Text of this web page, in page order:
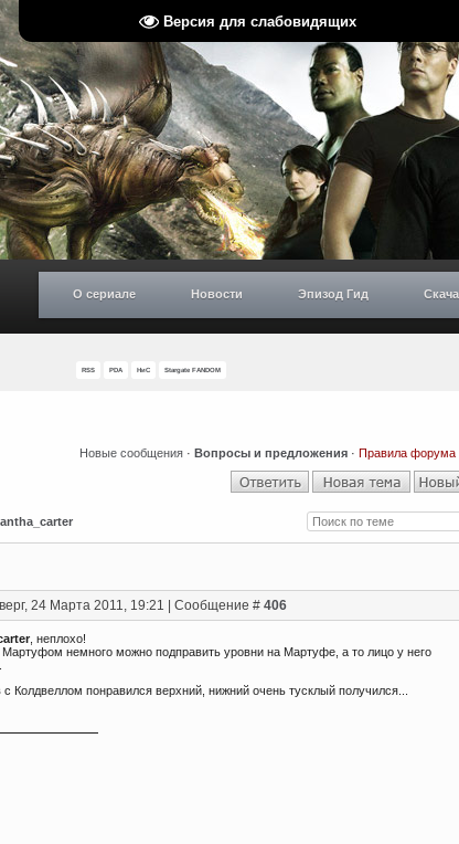
Версия для слабовидящих
О сериале Новости Эпизод Гид
RSS PDA НиС Stargate FANDOM
Новые сообщения · Вопросы и предложения · Правила форума
24 Марта 2011, 19:21 | Сообщение # 406
, неплохо!
Мартуфом немного можно подправить уровни на Мартуфе, а то лицо у него
с Колдвеллом понравился верхний, нижний очень тусклый получился...